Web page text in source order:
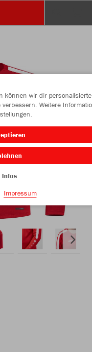
können wir dir personalisierte
Weitere
Infos
Impressum